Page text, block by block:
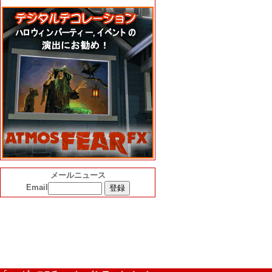
メールニュース
Email